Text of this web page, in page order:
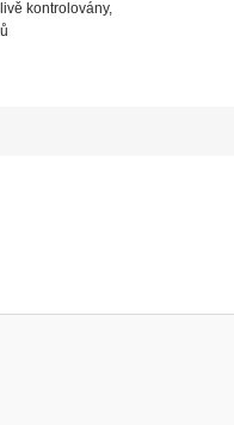
kontrolovány,